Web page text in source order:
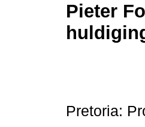
Pieter
Pretoria: